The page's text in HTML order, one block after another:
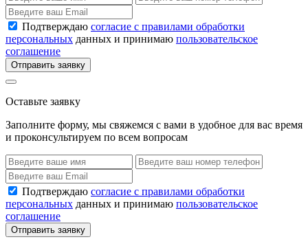
Подтверждаю согласие с правилами обработки
персональных данных и принимаю пользовательское
соглашение
Отправить заявку
Оставьте заявку
Заполните форму, мы свяжемся с вами в удобное для вас время
и проконсультируем по всем вопросам
Подтверждаю согласие с правилами обработки
персональных данных и принимаю пользовательское
соглашение
Отправить заявку